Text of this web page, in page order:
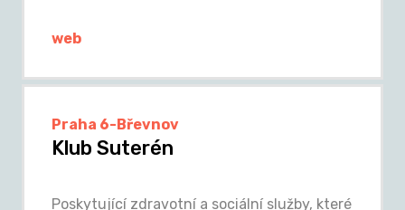
web
Praha 6-Břevnov
Klub Suterén
Poskytující zdravotní a sociální služby, které